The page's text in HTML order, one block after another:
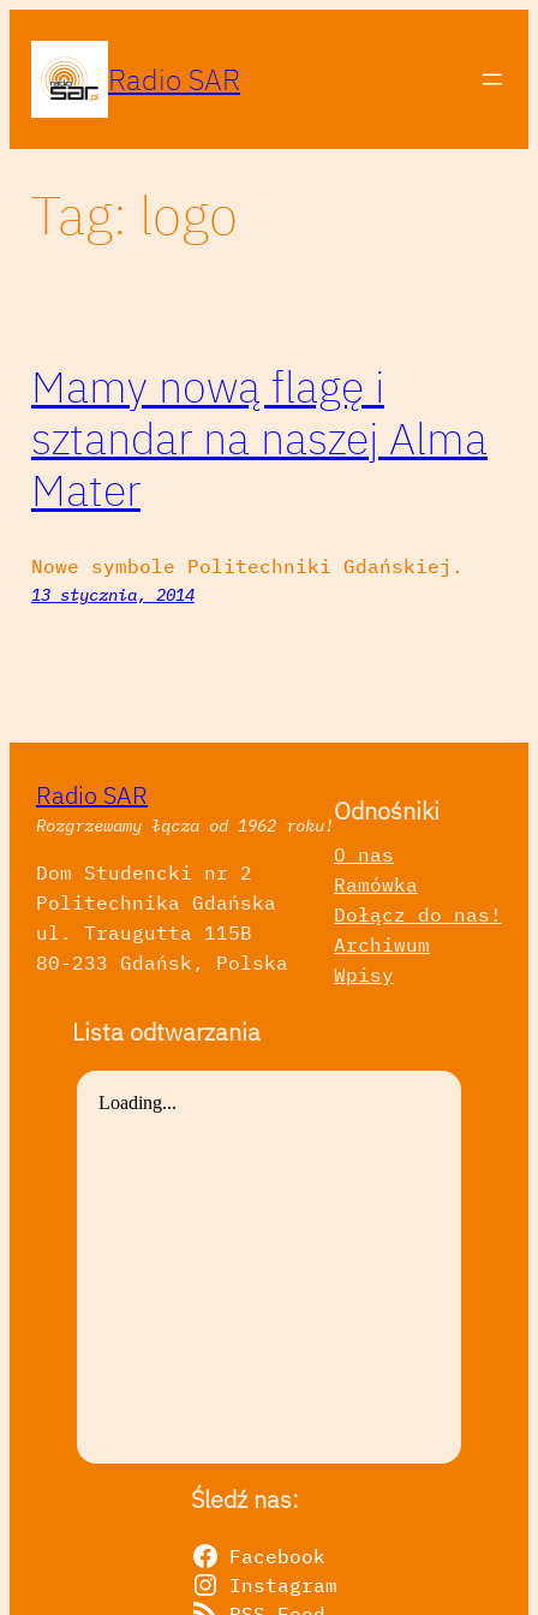
treści
Radio SAR
Tag: logo
Mamy nową flagę i
sztandar na naszej Alma
Mater
Nowe symbole Politechniki Gdańskiej.
13 stycznia, 2014
Radio SAR
Rozgrzewamy łącza od 1962 roku!
Dom Studencki nr 2
Politechnika Gdańska
ul. Traugutta 115B
80-233 Gdańsk, Polska
Odnośniki
O nas
Ramówka
Dołącz do nas!
Archiwum
Wpisy
Lista odtwarzania
Śledź nas:
Facebook
Instagram